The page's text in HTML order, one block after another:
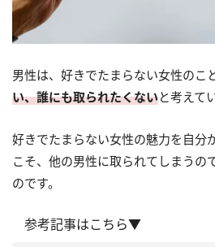
男性は、好きでたまらない女性のこ
い、誰にも取られたくないと考えて
好きでたまらない女性の魅力を自分
こそ、他の男性に取られてしまうの
のです。
参考記事はこちら▼